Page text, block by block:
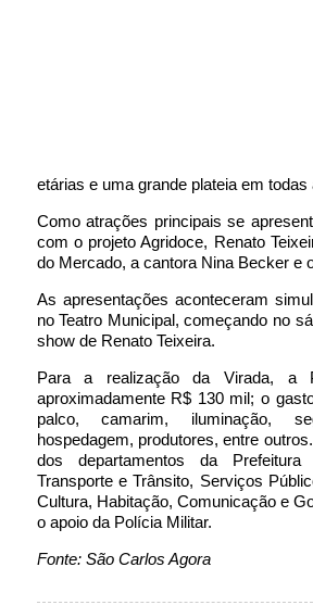
etárias e uma grande plateia em
Como atrações principais se
com o projeto Agridoce, Renato
do Mercado, a cantora Nina Becker e
As apresentações aconteceram
no Teatro Municipal, começando no
show de Renato Teixeira.
Para a realização da Virada, a
aproximadamente R$ 130 mil; o
palco, camarim, iluminação,
hospedagem, produtores, entre
dos departamentos da
Transporte e Trânsito, Serviços
Cultura, Habitação, Comunicação e
o apoio da Polícia Militar.
Fonte: São Carlos Agora